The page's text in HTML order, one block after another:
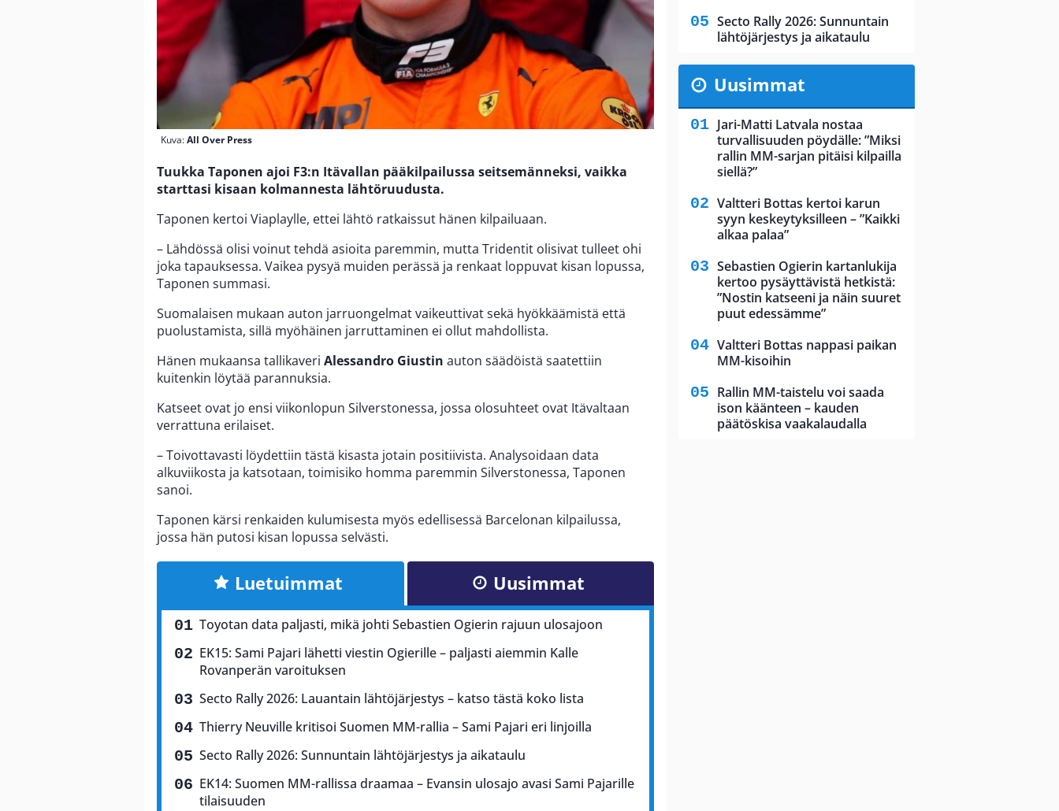
Kuva:All Over Press
Tuukka Taponen ajoi F3:n Itävallan pääkilpailussa seitsemänneksi, vaikka
starttasi kisaan kolmannesta lähtöruudusta.
Taponen kertoi Viaplaylle, ettei lähtö ratkaissut hänen kilpailuaan.
– Lähdössä olisi voinut tehdä asioita paremmin, mutta Tridentit olisivat tulleet ohi
joka tapauksessa. Vaikea pysyä muiden perässä ja renkaat loppuvat kisan lopussa,
Taponen summasi.
Suomalaisen mukaan auton jarruongelmat vaikeuttivat sekä hyökkäämistä että
puolustamista, sillä myöhäinen jarruttaminen ei ollut mahdollista.
Hänen mukaansa tallikaveri Alessandro Giustin auton säädöistä saatettiin
kuitenkin löytää parannuksia.
Katseet ovat jo ensi viikonlopun Silverstonessa, jossa olosuhteet ovat Itävaltaan
verrattuna erilaiset.
– Toivottavasti löydettiin tästä kisasta jotain positiivista. Analysoidaan data
alkuviikosta ja katsotaan, toimisiko homma paremmin Silverstonessa, Taponen
sanoi.
Taponen kärsi renkaiden kulumisesta myös edellisessä Barcelonan kilpailussa,
jossa hän putosi kisan lopussa selvästi.
Luetuimmat Uusimmat
Toyotan data paljasti, mikä johti Sebastien Ogierin rajuun ulosajoon
EK15: Sami Pajari lähetti viestin Ogierille – paljasti aiemmin Kalle
Rovanperän varoituksen
Secto Rally 2026: Lauantain lähtöjärjestys – katso tästä koko lista
Thierry Neuville kritisoi Suomen MM-rallia – Sami Pajari eri linjoilla
Secto Rally 2026: Sunnuntain lähtöjärjestys ja aikataulu
EK14: Suomen MM-rallissa draamaa – Evansin ulosajo avasi Sami Pajarille
tilaisuuden
Secto Rally 2026: Sunnuntain
lähtöjärjestys ja aikataulu
Uusimmat
Jari-Matti Latvala nostaa
turvallisuuden pöydälle: ”Miksi
rallin MM-sarjan pitäisi kilpailla
siellä?”
Valtteri Bottas kertoi karun
syyn keskeytyksilleen – ”Kaikki
alkaa palaa”
Sebastien Ogierin kartanlukija
kertoo pysäyttävistä hetkistä:
”Nostin katseeni ja näin suuret
puut edessämme”
Valtteri Bottas nappasi paikan
MM-kisoihin
Rallin MM-taistelu voi saada
ison käänteen – kauden
päätöskisa vaakalaudalla